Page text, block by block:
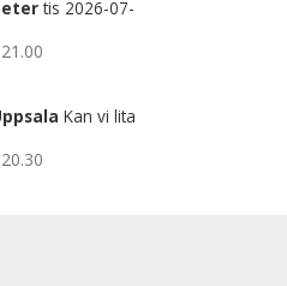
tis 2026-07-
Kan vi lita